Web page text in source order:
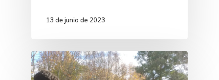
13 de junio de 2023